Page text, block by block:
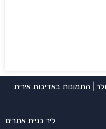
| התמונות באדיבות אירית
ליר בניית אתרים